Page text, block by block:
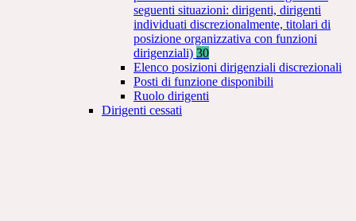
seguenti situazioni: dirigenti, dirigenti
individuati discrezionalmente, titolari di
posizione organizzativa con funzioni
dirigenziali) 30
Elenco posizioni dirigenziali discrezionali
Posti di funzione disponibili
Ruolo dirigenti
Dirigenti cessati